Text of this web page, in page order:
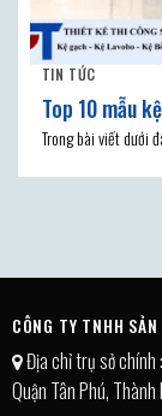
TIN TỨC
Top 10 mẫu
Trong bài viết dưới
CÔNG TY TNHH
Địa chỉ trụ sở chính
Quận Tân Phú,